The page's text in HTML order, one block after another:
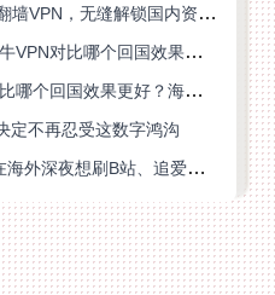
海外党必看：如何选对回国翻墙VPN，无缝解锁国内资源？
ChickCN VPN好用吗？和海牛VPN对比哪个回国效果更好？
ChickCN VPN和当归VPN对比哪个回国效果更好？海外党亲测后选了它
定不再忍受这数字鸿沟
Quickback和巨鲸好用吗？在海外深夜想刷B站、追爱奇艺的你，或许正需要这份答案